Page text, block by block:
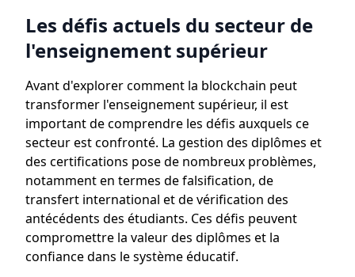
Les défis actuels du secteur de
l'enseignement supérieur
Avant d'explorer comment la blockchain peut
transformer l'enseignement supérieur, il est
important de comprendre les défis auxquels ce
secteur est confronté. La gestion des diplômes et
des certifications pose de nombreux problèmes,
notamment en termes de falsification, de
transfert international et de vérification des
antécédents des étudiants. Ces défis peuvent
compromettre la valeur des diplômes et la
confiance dans le système éducatif.